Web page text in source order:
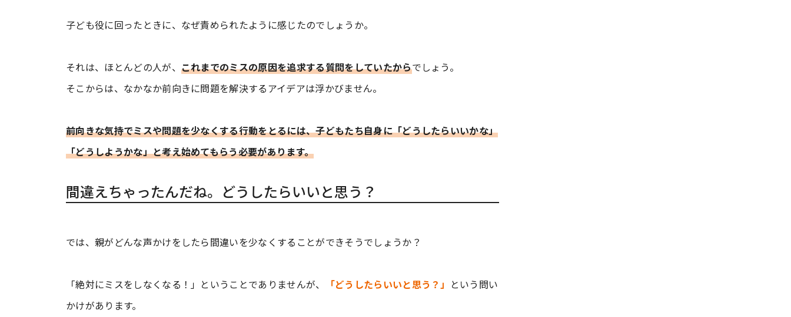
子ども役に回ったときに、なぜ責められたように感じたのでしょうか。
それは、ほとんどの人が、 これまでのミスの原因を追求する質問をしていたからでしょう。
そこからは、なかなか前向きに問題を解決するアイデアは浮かびません。
前向きな気持でミスや問題を少なくする行動をとるには、子どもたち自身に「どうしたらいいかな」
「どうしようかな」と考え始めてもらう必要があります。
間違えちゃったんだね。どうしたらいいと思う？
では、親がどんな声かけをしたら間違いを少なくすることができそうでしょうか？
「絶対にミスをしなくなる！」ということでありませんが、 「どうしたらいいと思う？」 という問い
かけがあります。